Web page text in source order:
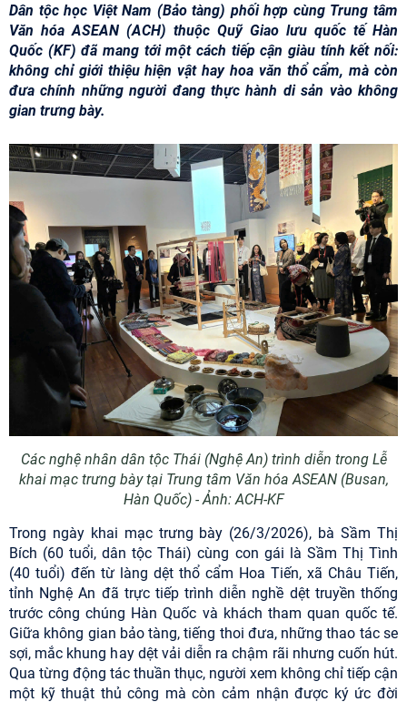
Dân tộc học Việt Nam (Bảo tàng) phối hợp cùng Trung tâm
Văn hóa ASEAN (ACH) thuộc Quỹ Giao lưu quốc tế Hàn
Quốc (KF) đã mang tới một cách tiếp cận giàu tính kết nối:
không chỉ giới thiệu hiện vật hay hoa văn thổ cẩm, mà còn
đưa chính những người đang thực hành di sản vào không
gian trưng bày.
Các nghệ nhân dân tộc Thái (Nghệ An) trình diễn trong Lễ
khai mạc trưng bày tại Trung tâm Văn hóa ASEAN (Busan,
Hàn Quốc) - Ảnh: ACH-KF
Trong ngày khai mạc trưng bày (26/3/2026), bà Sầm Thị
Bích (60 tuổi, dân tộc Thái) cùng con gái là Sầm Thị Tình
(40 tuổi) đến từ làng dệt thổ cẩm Hoa Tiến, xã Châu Tiến,
tỉnh Nghệ An đã trực tiếp trình diễn nghề dệt truyền thống
trước công chúng Hàn Quốc và khách tham quan quốc tế.
Giữa không gian bảo tàng, tiếng thoi đưa, những thao tác se
sợi, mắc khung hay dệt vải diễn ra chậm rãi nhưng cuốn hút.
Qua từng động tác thuần thục, người xem không chỉ tiếp cận
một kỹ thuật thủ công mà còn cảm nhận được ký ức đời